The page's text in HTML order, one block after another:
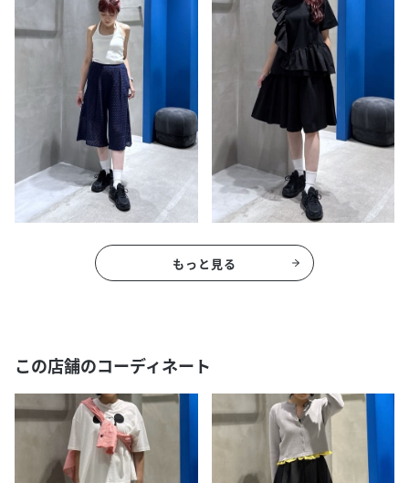
もっと見る
この店舗のコーディネート